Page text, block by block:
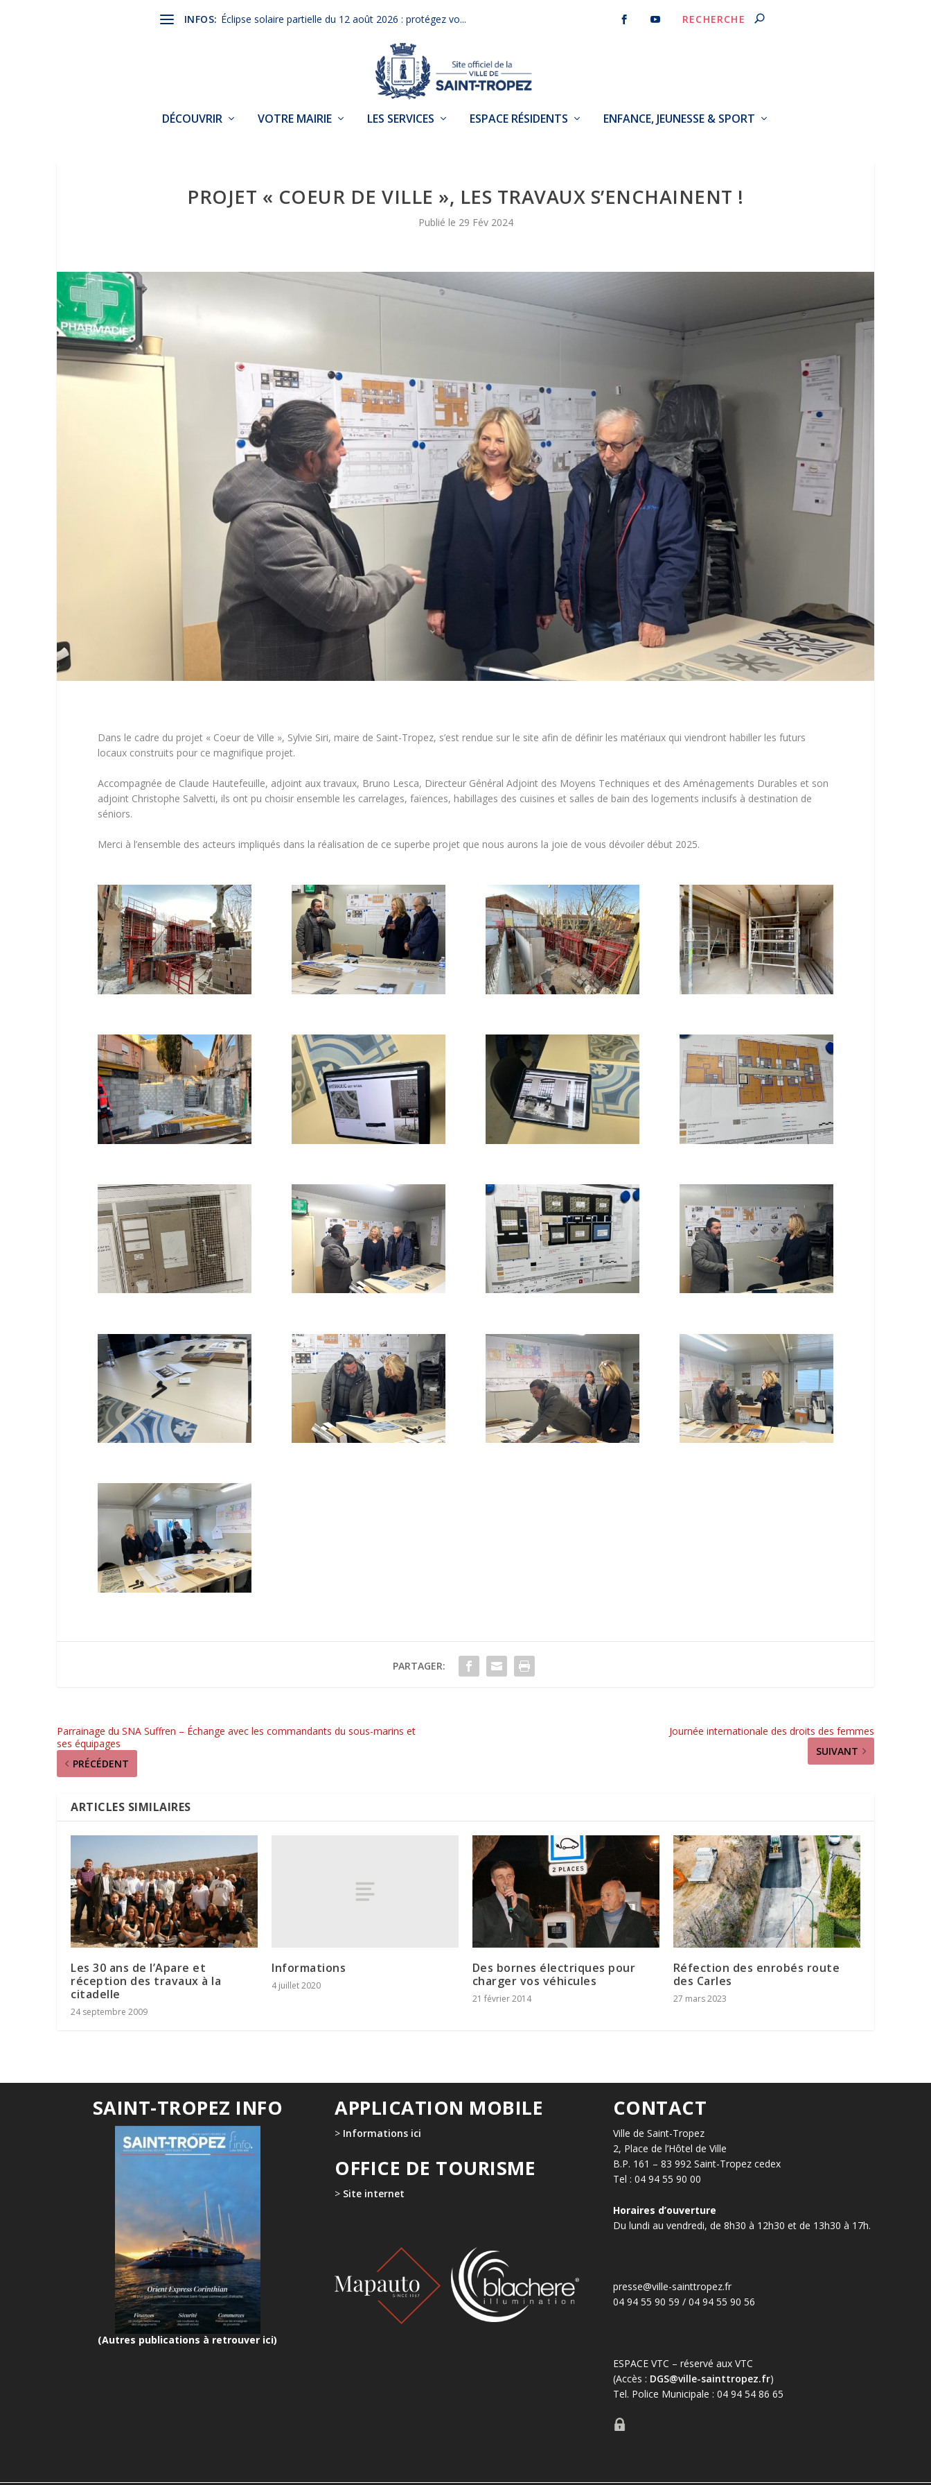
INFOS: Éclipse solaire partielle du 12 août 2026 : protégez vo...
DÉCOUVRIR VOTRE MAIRIE LES SERVICES ESPACE RÉSIDENTS ENFANCE, JEUNESSE & SPORT
PROJET « COEUR DE VILLE », LES TRAVAUX S’ENCHAINENT !
29 Fév 2024
Dans le cadre du projet « Coeur de Ville », Sylvie Siri, maire de Saint-Tropez, s’est rendue sur le site afin de définir les matériaux qui viendront habiller les futurs
locaux construits pour ce magnifique projet.
Accompagnée de Claude Hautefeuille, adjoint aux travaux, Bruno Lesca, Directeur Général Adjoint des Moyens Techniques et des Aménagements Durables et son
adjoint Christophe Salvetti, ils ont pu choisir ensemble les carrelages, faïences, habillages des cuisines et salles de bain des logements inclusifs à destination de
séniors.
Merci à l’ensemble des acteurs impliqués dans la réalisation de ce superbe projet que nous aurons la joie de vous dévoiler début 2025.
PARTAGER:
Parrainage du SNA Suffren – Échange avec les commandants du sous-marins et
ses équipages
PRÉCÉDENT
Journée internationale des droits des femmes
SUIVANT
ARTICLES SIMILAIRES
Les 30 ans de l’Apare et
réception des travaux à la
citadelle
24 septembre 2009
Informations
4 juillet 2020
Des bornes électriques pour
charger vos véhicules
21 février 2014
Réfection des enrobés route
des Carles
27 mars 2023
SAINT-TROPEZ INFO
(Autres publications à retrouver ici)
APPLICATION MOBILE
> Informations ici
OFFICE DE TOURISME
> Site internet
CONTACT
Ville de Saint-Tropez
2, Place de l’Hôtel de Ville
B.P. 161 – 83 992 Saint-Tropez cedex
Tel : 04 94 55 90 00
Horaires d’ouverture
Du lundi au vendredi, de 8h30 à 12h30 et de 13h30 à 17h.
presse@ville-sainttropez.fr
04 94 55 90 59 / 04 94 55 90 56
ESPACE VTC – réservé aux VTC
(Accès : DGS@ville-sainttropez.fr)
Tel. Police Municipale : 04 94 54 86 65